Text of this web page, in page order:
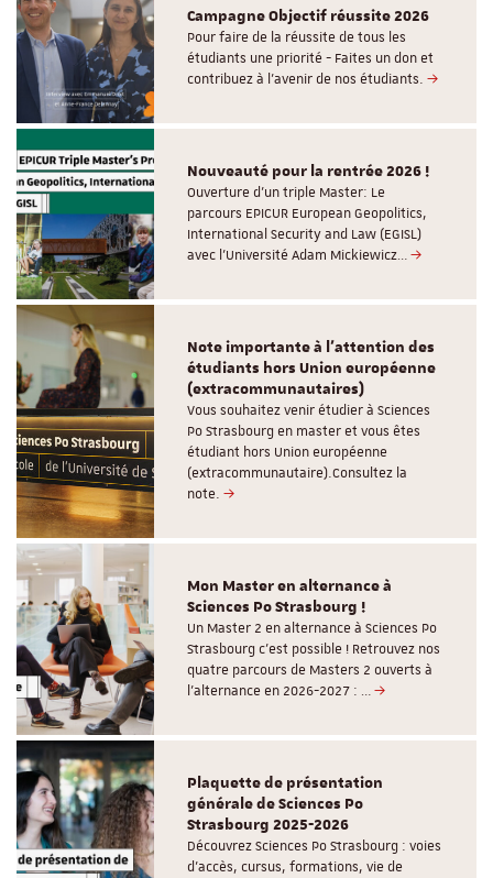
Campagne Objectif réussite 2026
Pour faire de la réussite de tous les
étudiants une priorité - Faites un don et
contribuez à l’avenir de nos étudiants.
Nouveauté pour la rentrée 2026 !
Ouverture d'un triple Master: Le
parcours EPICUR European Geopolitics,
International Security and Law (EGISL)
avec l’Université Adam Mickiewicz…
Note importante à l'attention des
étudiants hors Union européenne
(extracommunautaires)
Vous souhaitez venir étudier à Sciences
Po Strasbourg en master et vous êtes
étudiant hors Union européenne
(extracommunautaire).Consultez la
note.
Mon Master en alternance à
Sciences Po Strasbourg !
Un Master 2 en alternance à Sciences Po
Strasbourg c'est possible ! Retrouvez nos
quatre parcours de Masters 2 ouverts à
l'alternance en 2026-2027 : …
Plaquette de présentation
générale de Sciences Po
Strasbourg 2025-2026
Découvrez Sciences Po Strasbourg : voies
d'accès, cursus, formations, vie de